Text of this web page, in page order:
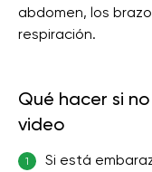
abdomen, los
respiración.
Qué hacer si
video
1
Si está